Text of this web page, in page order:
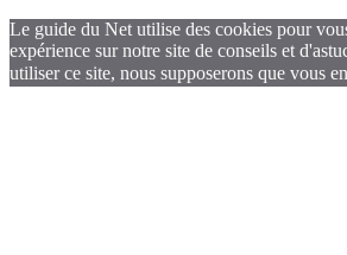
Le guide du Net utilise des cookies pour
expérience sur notre site de conseils et
utiliser ce site, nous supposerons que vous